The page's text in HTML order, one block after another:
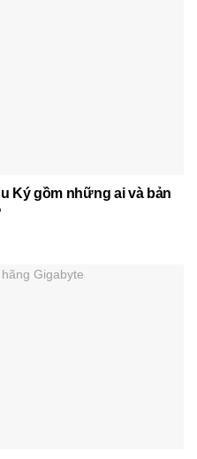
Ký gồm những ai và bản